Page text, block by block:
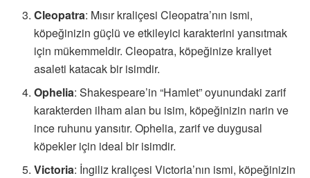
Cleopatra: Mısır kraliçesi Cleopatra’nın ismi,
köpeğinizin güçlü ve etkileyici karakterini yansıtmak
için mükemmeldir. Cleopatra, köpeğinize kraliyet
asaleti katacak bir isimdir.
Ophelia: Shakespeare’in “Hamlet” oyunundaki zarif
karakterden ilham alan bu isim, köpeğinizin narin ve
ince ruhunu yansıtır. Ophelia, zarif ve duygusal
köpekler için ideal bir isimdir.
Victoria: İngiliz kraliçesi Victoria’nın ismi, köpeğinizin